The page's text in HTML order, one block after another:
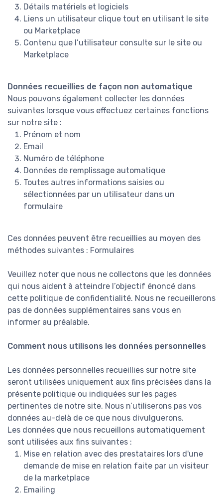
Détails matériels et logiciels
Liens un utilisateur clique tout en utilisant le site
ou Marketplace
Contenu que l’utilisateur consulte sur le site ou
Marketplace
Données recueillies de façon non automatique
Nous pouvons également collecter les données
suivantes lorsque vous effectuez certaines fonctions
sur notre site :
Prénom et nom
Email
Numéro de téléphone
Données de remplissage automatique
Toutes autres informations saisies ou
sélectionnées par un utilisateur dans un
formulaire
Ces données peuvent être recueillies au moyen des
méthodes suivantes : Formulaires
Veuillez noter que nous ne collectons que les données
qui nous aident à atteindre l’objectif énoncé dans
cette politique de confidentialité. Nous ne recueillerons
pas de données supplémentaires sans vous en
informer au préalable.
Comment nous utilisons les données personnelles
Les données personnelles recueillies sur notre site
seront utilisées uniquement aux fins précisées dans la
présente politique ou indiquées sur les pages
pertinentes de notre site. Nous n’utiliserons pas vos
données au-delà de ce que nous divulguerons.
Les données que nous recueillons automatiquement
sont utilisées aux fins suivantes :
Mise en relation avec des prestataires lors d'une
demande de mise en relation faite par un visiteur
de la marketplace
Emailing